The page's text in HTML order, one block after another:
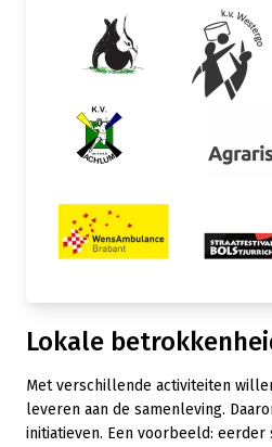
Lokale
Met verschillende activiteiten
leveren aan de samenleving.
initiatieven. Een voorbeeld: eerder